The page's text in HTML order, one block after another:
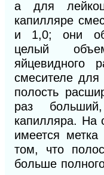
а для
капилляре
и 1,0; они
целый
яйцевидного
смесителе для
полость
раз
капилляра. На
имеется
том, что
больше